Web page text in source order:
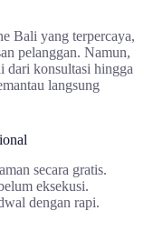
Bali yang terpercaya,
pelanggan. Namun,
dari konsultasi hingga
langsung
secara gratis.
eksekusi.
dengan rapi.